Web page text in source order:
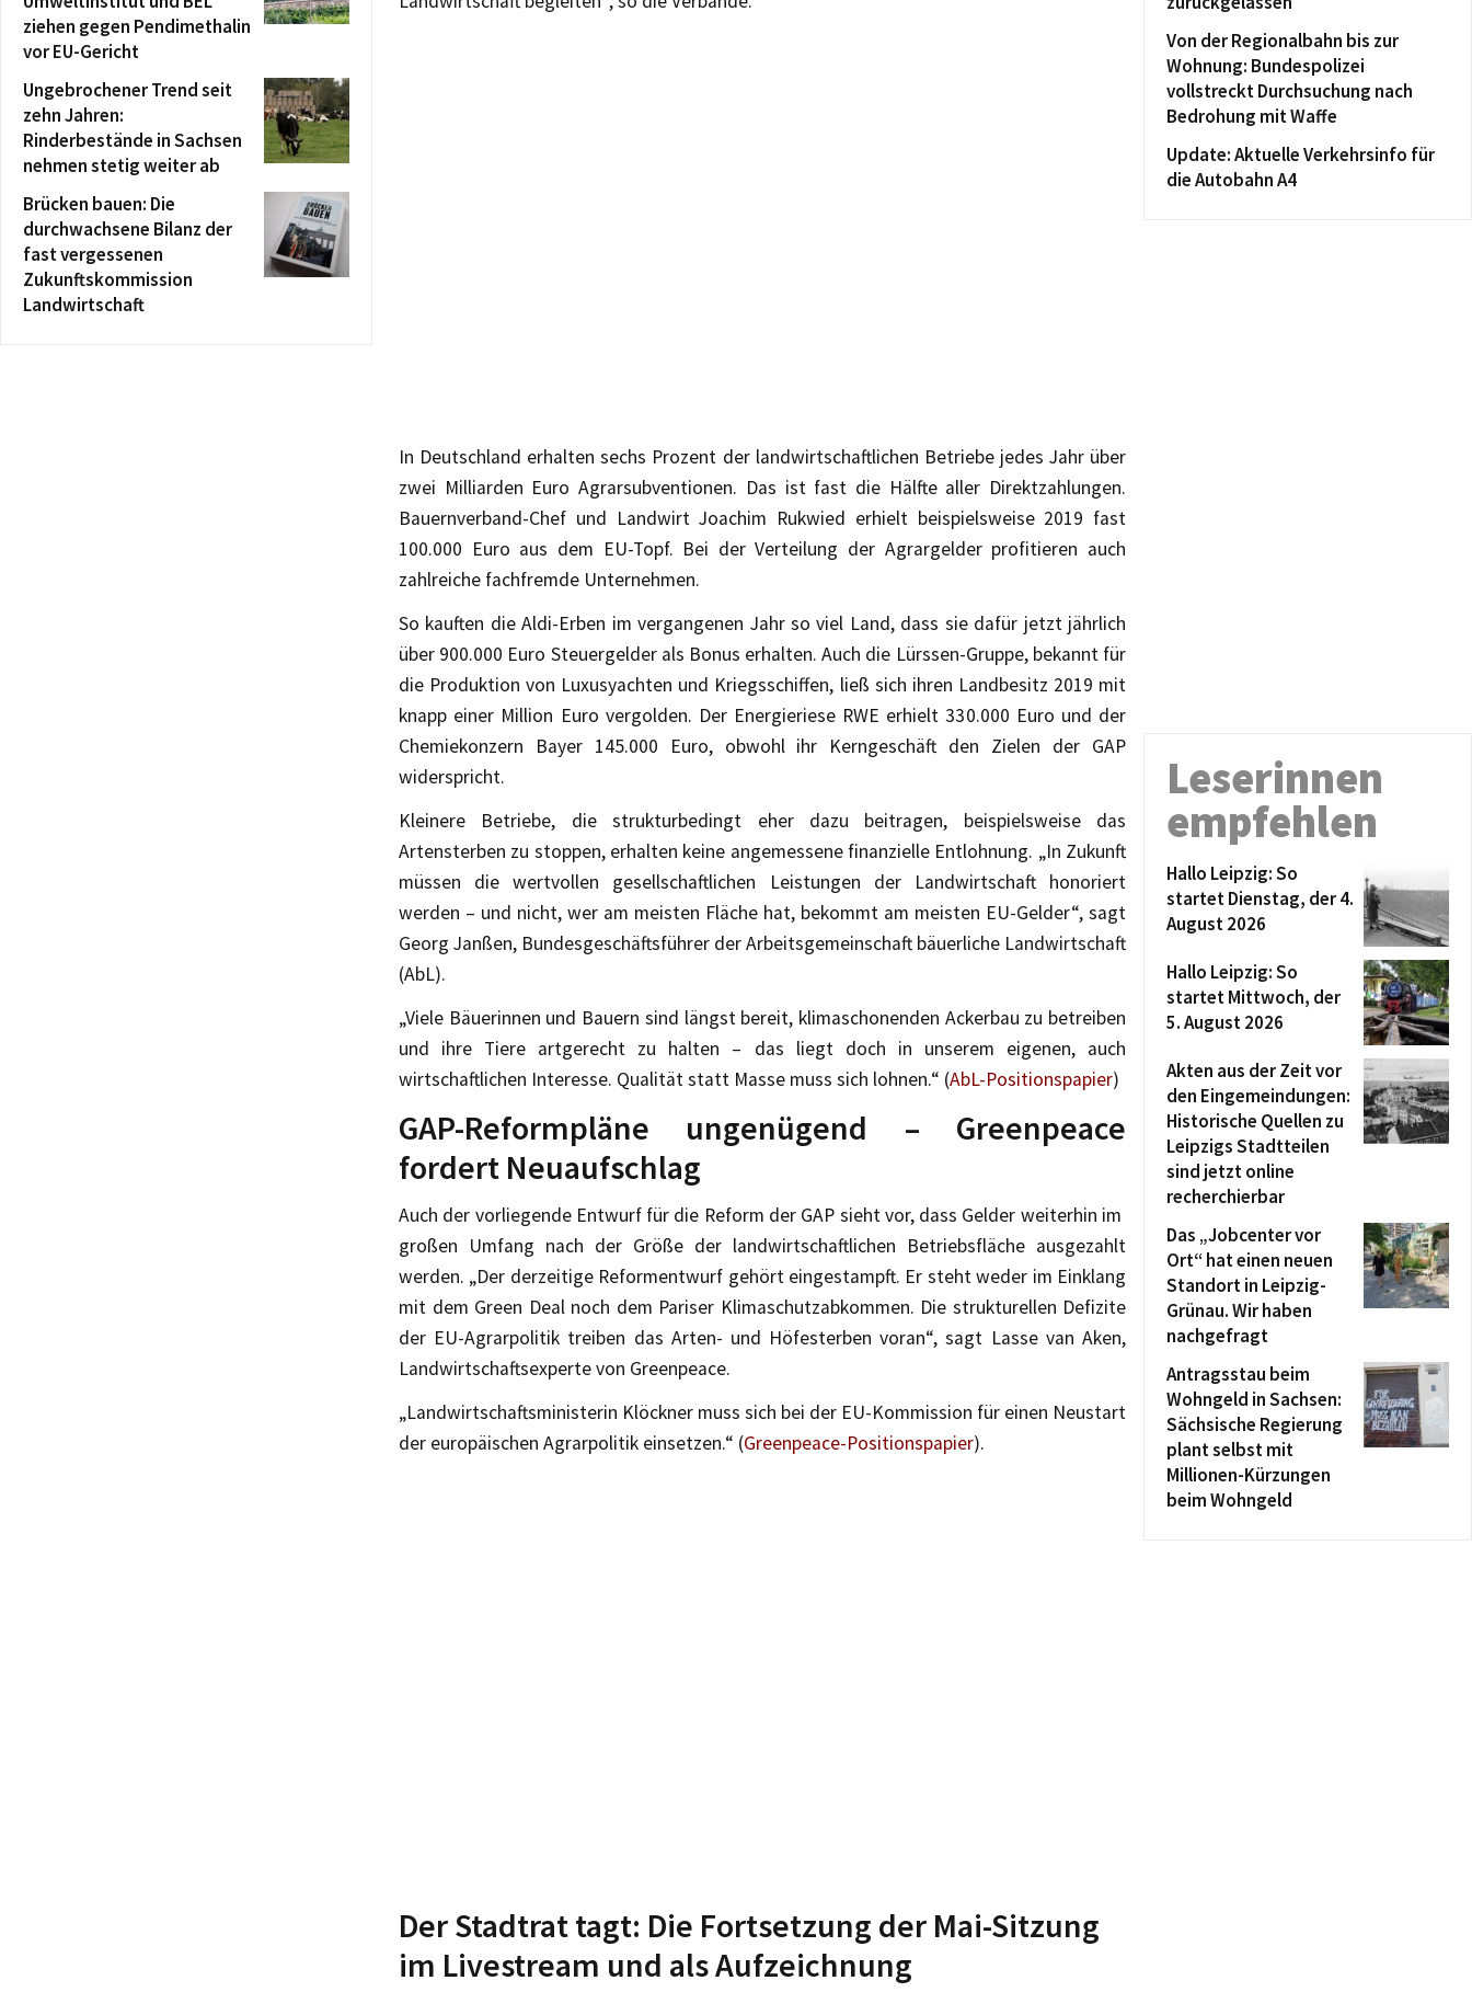
In Deutschland erhalten sechs Prozent der landwirtschaftlichen Betriebe jedes Jahr über
zwei Milliarden Euro Agrarsubventionen. Das ist fast die Hälfte aller Direktzahlungen.
Bauernverband-Chef und Landwirt Joachim Rukwied erhielt beispielsweise 2019 fast
100.000 Euro aus dem EU-Topf. Bei der Verteilung der Agrargelder profitieren auch
zahlreiche fachfremde Unternehmen.
So kauften die Aldi-Erben im vergangenen Jahr so viel Land, dass sie dafür jetzt jährlich
über 900.000 Euro Steuergelder als Bonus erhalten. Auch die Lürssen-Gruppe, bekannt für
die Produktion von Luxusyachten und Kriegsschiffen, ließ sich ihren Landbesitz 2019 mit
knapp einer Million Euro vergolden. Der Energieriese RWE erhielt 330.000 Euro und der
Chemiekonzern Bayer 145.000 Euro, obwohl ihr Kerngeschäft den Zielen der GAP
widerspricht.
Kleinere Betriebe, die strukturbedingt eher dazu beitragen, beispielsweise das
Artensterben zu stoppen, erhalten keine angemessene finanzielle Entlohnung. „In Zukunft
müssen die wertvollen gesellschaftlichen Leistungen der Landwirtschaft honoriert
werden – und nicht, wer am meisten Fläche hat, bekommt am meisten EU-Gelder“, sagt
Georg Janßen, Bundesgeschäftsführer der Arbeitsgemeinschaft bäuerliche Landwirtschaft
(AbL).
„Viele Bäuerinnen und Bauern sind längst bereit, klimaschonenden Ackerbau zu betreiben
und ihre Tiere artgerecht zu halten – das liegt doch in unserem eigenen, auch
wirtschaftlichen Interesse. Qualität statt Masse muss sich lohnen.“ (AbL-Positionspapier)
GAP-Reformpläne ungenügend – Greenpeace
fordert Neuaufschlag
Auch der vorliegende Entwurf für die Reform der GAP sieht vor, dass Gelder weiterhin im
großen Umfang nach der Größe der landwirtschaftlichen Betriebsfläche ausgezahlt
werden. „Der derzeitige Reformentwurf gehört eingestampft. Er steht weder im Einklang
mit dem Green Deal noch dem Pariser Klimaschutzabkommen. Die strukturellen Defizite
der EU-Agrarpolitik treiben das Arten- und Höfesterben voran“, sagt Lasse van Aken,
Landwirtschaftsexperte von Greenpeace.
„Landwirtschaftsministerin Klöckner muss sich bei der EU-Kommission für einen Neustart
der europäischen Agrarpolitik einsetzen.“ (Greenpeace-Positionspapier).
Der Stadtrat tagt: Die Fortsetzung der Mai-Sitzung
im Livestream und als Aufzeichnung
ziehen gegen Pendimethalin
vor EU-Gericht
Ungebrochener Trend seit
zehn Jahren:
Rinderbestände in Sachsen
nehmen stetig weiter ab
Brücken bauen: Die
durchwachsene Bilanz der
fast vergessenen
Zukunftskommission
Landwirtschaft
Von der Regionalbahn bis zur
Wohnung: Bundespolizei
vollstreckt Durchsuchung nach
Bedrohung mit Waffe
Update: Aktuelle Verkehrsinfo für
die Autobahn A4
Leserinnen
empfehlen
Hallo Leipzig: So
startet Dienstag, der 4.
August 2026
Hallo Leipzig: So
startet Mittwoch, der
5. August 2026
Akten aus der Zeit vor
den Eingemeindungen:
Historische Quellen zu
Leipzigs Stadtteilen
sind jetzt online
recherchierbar
Das „Jobcenter vor
Ort“ hat einen neuen
Standort in Leipzig-
Grünau. Wir haben
nachgefragt
Antragsstau beim
Wohngeld in Sachsen:
Sächsische Regierung
plant selbst mit
Millionen-Kürzungen
beim Wohngeld